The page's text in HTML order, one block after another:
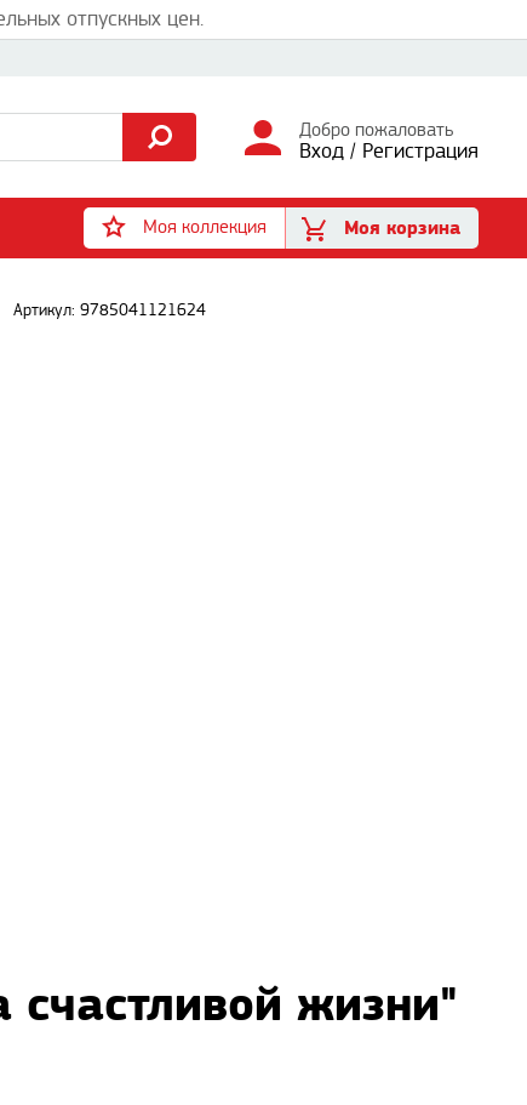
отпускных цен.
Добро пожаловать
Вход / Регистрация
Моя коллекция Моя корзина
Артикул: 9785041121624
жизни"